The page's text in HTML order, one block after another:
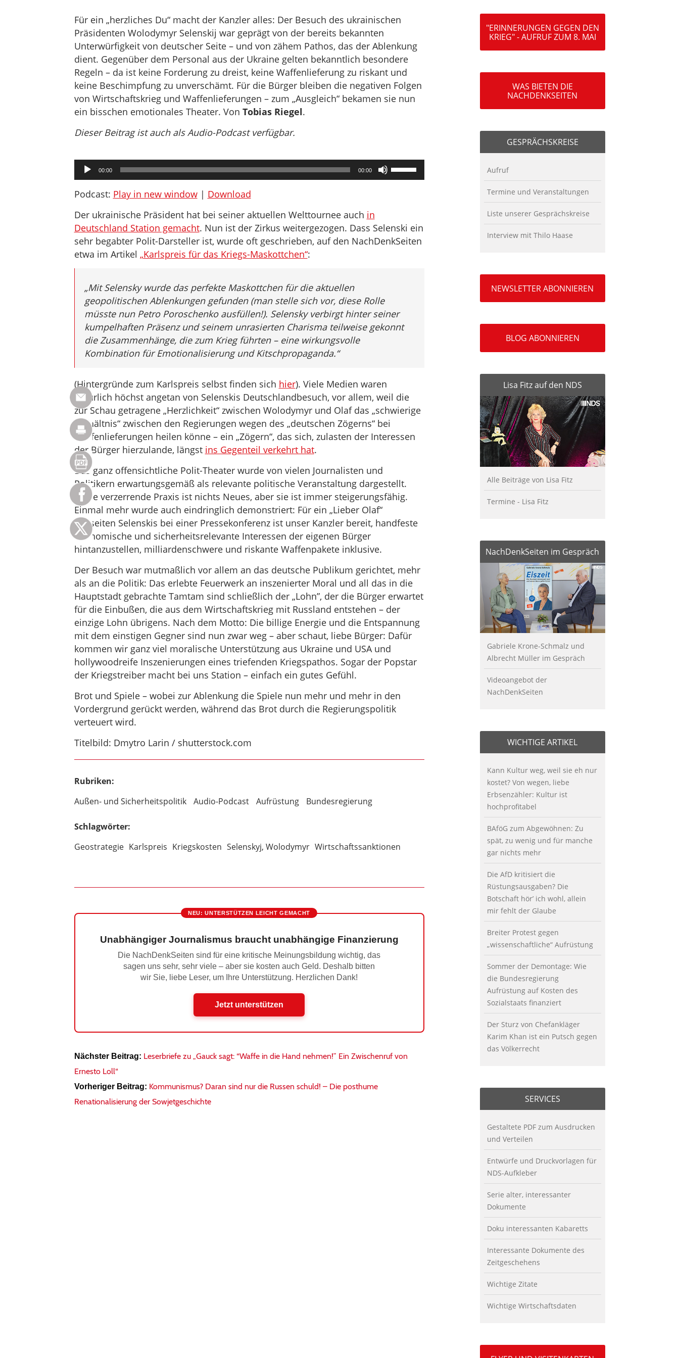
Für ein „herzliches Du“ macht der Kanzler alles: Der Besuch des ukrainischen
Präsidenten Wolodymyr Selenskij war geprägt von der bereits bekannten
Unterwürfigkeit von deutscher Seite – und von zähem Pathos, das der Ablenkung
dient. Gegenüber dem Personal aus der Ukraine gelten bekanntlich besondere
Regeln – da ist keine Forderung zu dreist, keine Waffenlieferung zu riskant und
keine Beschimpfung zu unverschämt. Für die Bürger bleiben die negativen Folgen
von Wirtschaftskrieg und Waffenlieferungen – zum „Ausgleich“ bekamen sie nun
ein bisschen emotionales Theater. Von Tobias Riegel.
Dieser Beitrag ist auch als Audio-Podcast verfügbar.
Audio-
Player
00:00 00:00
Pfeiltasten
Hoch/Runter
Lautstärke
zu
Podcast: Play in new window| Download
Der ukrainische Präsident hat bei seiner aktuellen Welttournee auch in
Deutschland Station gemacht. Nun ist der Zirkus weitergezogen. Dass Selenski ein
sehr begabter Polit-Darsteller ist, wurde oft geschrieben, auf den NachDenkSeiten
etwa im Artikel „Karlspreis für das Kriegs-Maskottchen“:
„Mit Selensky wurde das perfekte Maskottchen für die aktuellen
geopolitischen Ablenkungen gefunden (man stelle sich vor, diese Rolle
müsste nun Petro Poroschenko ausfüllen!). Selensky verbirgt hinter seiner
kumpelhaften Präsenz und seinem unrasierten Charisma teilweise gekonnt
die Zusammenhänge, die zum Krieg führten – eine wirkungsvolle
Kombination für Emotionalisierung und Kitschpropaganda.“
(Hintergründe zum Karlspreis selbst finden sich hier). Viele Medien waren
natürlich höchst angetan von Selenskis Deutschlandbesuch, vor allem, weil die
zur Schau getragene „Herzlichkeit“ zwischen Wolodymyr und Olaf das „schwierige
Verhältnis“ zwischen den Regierungen wegen des „deutschen Zögerns“ bei
Waffenlieferungen heilen könne – ein „Zögern“, das sich, zulasten der Interessen
der Bürger hierzulande, längst ins Gegenteil verkehrt hat.
Das ganz offensichtliche Polit-Theater wurde von vielen Journalisten und
Politikern erwartungsgemäß als relevante politische Veranstaltung dargestellt.
Diese verzerrende Praxis ist nichts Neues, aber sie ist immer steigerungsfähig.
Einmal mehr wurde auch eindringlich demonstriert: Für ein „Lieber Olaf“
vonseiten Selenskis bei einer Pressekonferenz ist unser Kanzler bereit, handfeste
ökonomische und sicherheitsrelevante Interessen der eigenen Bürger
hintanzustellen, milliardenschwere und riskante Waffenpakete inklusive.
Der Besuch war mutmaßlich vor allem an das deutsche Publikum gerichtet, mehr
als an die Politik: Das erlebte Feuerwerk an inszenierter Moral und all das in die
Hauptstadt gebrachte Tamtam sind schließlich der „Lohn”, der die Bürger erwartet
für die Einbußen, die aus dem Wirtschaftskrieg mit Russland entstehen – der
einzige Lohn übrigens. Nach dem Motto: Die billige Energie und die Entspannung
mit dem einstigen Gegner sind nun zwar weg – aber schaut, liebe Bürger: Dafür
kommen wir ganz viel moralische Unterstützung aus Ukraine und USA und
hollywoodreife Inszenierungen eines triefenden Kriegspathos. Sogar der Popstar
der Kriegstreiber macht bei uns Station – einfach ein gutes Gefühl.
Brot und Spiele – wobei zur Ablenkung die Spiele nun mehr und mehr in den
Vordergrund gerückt werden, während das Brot durch die Regierungspolitik
verteuert wird.
Titelbild: Dmytro Larin / shutterstock.com
Rubriken:
Außen- und Sicherheitspolitik
Audio-Podcast Aufrüstung Bundesregierung
Schlagwörter:
Geostrategie Karlspreis Kriegskosten Selenskyj, Wolodymyr Wirtschaftssanktionen
NEU: UNTERSTÜTZEN LEICHT GEMACHT
Unabhängiger Journalismus braucht unabhängige Finanzierung
Die NachDenkSeiten sind für eine kritische Meinungsbildung wichtig, das
sagen uns sehr, sehr viele – aber sie kosten auch Geld. Deshalb bitten
wir Sie, liebe Leser, um Ihre Unterstützung. Herzlichen Dank!
Jetzt unterstützen
Nächster Beitrag: Leserbriefe zu „Gauck sagt: “Waffe in die Hand nehmen!” Ein Zwischenruf von
Ernesto Loll“
Vorheriger Beitrag: Kommunismus? Daran sind nur die Russen schuld! – Die posthume
Renationalisierung der Sowjetgeschichte
"ERINNERUNGEN GEGEN DEN
KRIEG" - AUFRUF ZUM 8. MAI
WAS BIETEN DIE
NACHDENKSEITEN
GESPRÄCHSKREISE
Aufruf
Termine und Veranstaltungen
Liste unserer Gesprächskreise
Interview mit Thilo Haase
NEWSLETTER ABONNIEREN
BLOG ABONNIEREN
Lisa Fitz auf den NDS
Alle Beiträge von Lisa Fitz
Termine - Lisa Fitz
NachDenkSeiten im Gespräch
Gabriele Krone-Schmalz und
Albrecht Müller im Gespräch
Videoangebot der
NachDenkSeiten
WICHTIGE ARTIKEL
Kann Kultur weg, weil sie eh nur
kostet? Von wegen, liebe
Erbsenzähler: Kultur ist
hochprofitabel
BAföG zum Abgewöhnen: Zu
spät, zu wenig und für manche
gar nichts mehr
Die AfD kritisiert die
Rüstungsausgaben? Die
Botschaft hör’ ich wohl, allein
mir fehlt der Glaube
Breiter Protest gegen
„wissenschaftliche“ Aufrüstung
Sommer der Demontage: Wie
die Bundesregierung
Aufrüstung auf Kosten des
Sozialstaats finanziert
Der Sturz von Chefankläger
Karim Khan ist ein Putsch gegen
das Völkerrecht
SERVICES
Gestaltete PDF zum Ausdrucken
und Verteilen
Entwürfe und Druckvorlagen für
NDS-Aufkleber
Serie alter, interessanter
Dokumente
Doku interessanten Kabaretts
Interessante Dokumente des
Zeitgeschehens
Wichtige Zitate
Wichtige Wirtschaftsdaten